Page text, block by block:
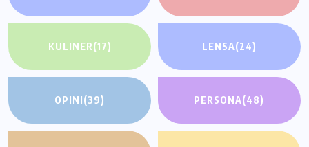
KULINER(17) LENSA(24)
OPINI(39) PERSONA(48)